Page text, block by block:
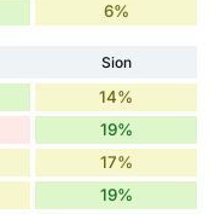
6%
Sion
14%
19%
17%
19%